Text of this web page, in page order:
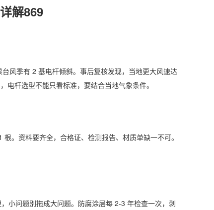
解869
风季有 2 基电杆倾斜。事后复核发现，当地更大风速达
杆选型不能只看标准，要结合当地气象条件。
。资料要齐全，合格证、检测报告、材质单缺一不可。
小问题别拖成大问题。防腐涂层每 2-3 年检查一次，剥